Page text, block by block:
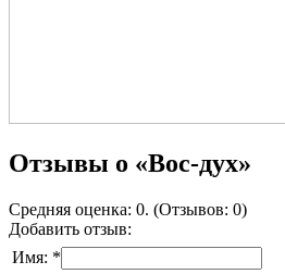
Отзывы о «Вос-дух»
Средняя оценка: 0. (Отзывов: 0)
Добавить отзыв:
Имя: *